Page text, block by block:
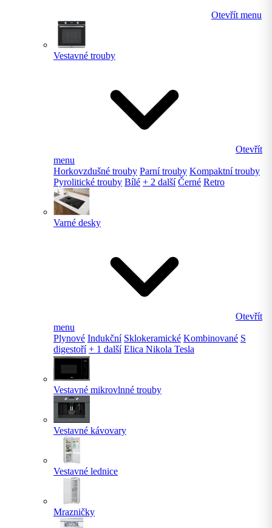
Otevřít menu
Vestavné trouby
Otevřít
menu
Horkovzdušné trouby Parní trouby Kompaktní trouby
Pyrolitické trouby Bílé + 2 další Černé Retro
Varné desky
Otevřít
menu
Plynové Indukční Sklokeramické Kombinované S
digestoří + 1 další Elica Nikola Tesla
Vestavné mikrovlnné trouby
Vestavné kávovary
Vestavné lednice
Mrazničky